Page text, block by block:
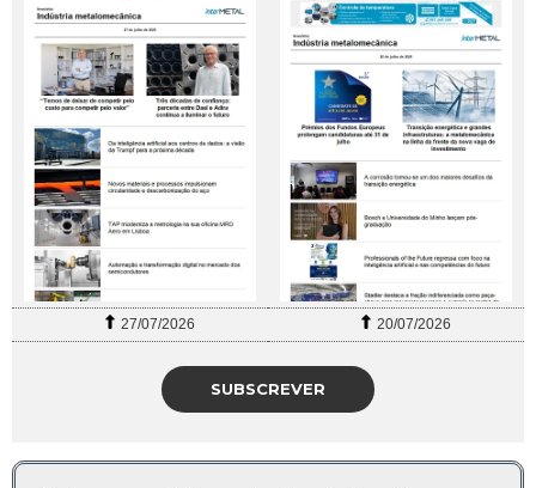
27/07/2026 20/07/2026
SUBSCREVER